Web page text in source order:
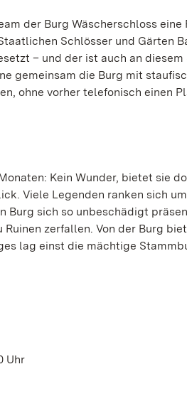
der Burg Wäscherschloss
Schlösser und Gärten
– und der ist auch an
gemeinsam die Burg mit
ohne vorher telefonisch einen
Kein Wunder, bietet sie
Viele Legenden ranken sich
Burg sich so unbeschädigt
zerfallen. Von der Burg
lag einst die mächtige
Uhr